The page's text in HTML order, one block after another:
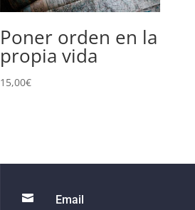
Poner orden en la
propia vida
15,00€
 Email